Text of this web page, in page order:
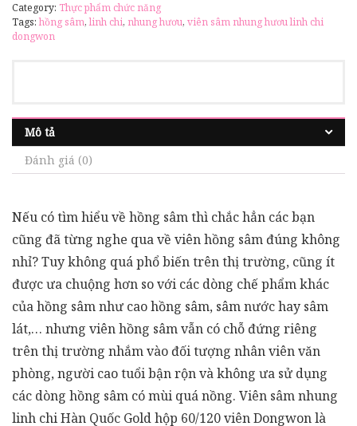
Category: Thực phẩm chức năng
Tags:hồng sâm,linh chi, nhung hươu, viên sâm nhung hươu linh chi
dongwon
Mô tả
Đánh giá (0)
Nếu có tìm hiểu về hồng sâm thì chắc hẳn các bạn
cũng đã từng nghe qua về viên hồng sâm đúng không
nhỉ? Tuy không quá phổ biến trên thị trường, cũng ít
được ưa chuộng hơn so với các dòng chế phẩm khác
của hồng sâm như cao hồng sâm, sâm nước hay sâm
lát,… nhưng viên hồng sâm vẫn có chỗ đứng riêng
trên thị trường nhắm vào đối tượng nhân viên văn
phòng, người cao tuổi bận rộn và không ưa sử dụng
các dòng hồng sâm có mùi quá nồng. Viên sâm nhung
linh chi Hàn Quốc Gold hộp 60/120 viên Dongwon là